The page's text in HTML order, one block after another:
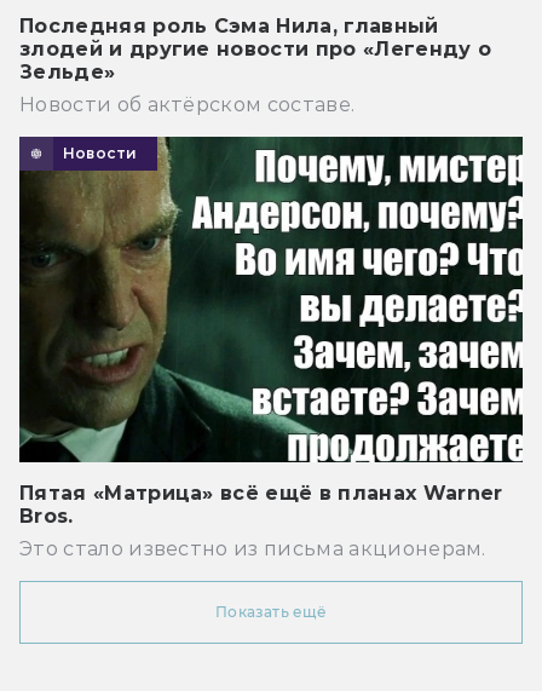
Последняя роль Сэма Нила, главный
злодей и другие новости про «Легенду о
Зельде»
Новости об актёрском составе.
Новости
Пятая «Матрица» всё ещё в планах Warner
Bros.
Это стало известно из письма акционерам.
Показать ещё